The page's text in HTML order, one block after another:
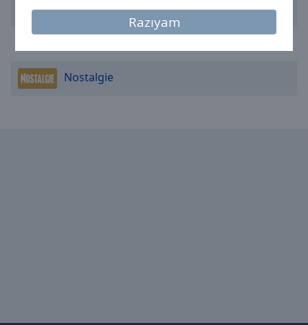
Razıyam
Beginning
window.
Escape
RTBF - Classic 21
Nostalgie